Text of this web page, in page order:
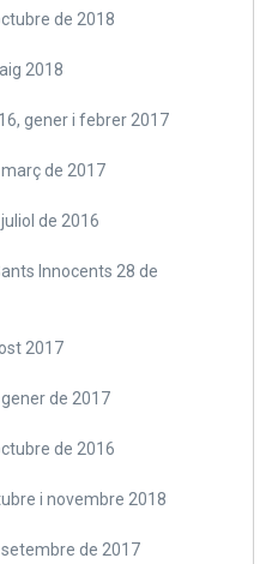
de 2018
2018
gener i febrer 2017
de 2017
de 2016
Innocents 28 de
2017
de 2017
de 2016
i novembre 2018
de 2017